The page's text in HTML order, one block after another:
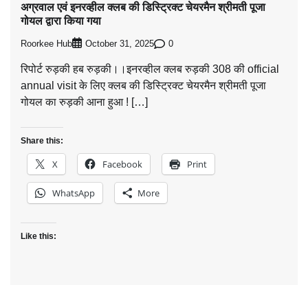
अग्रवाल एवं इनरव्हील क्लब की डिस्ट्रिक्ट चेयरमैन श्रीमती पूजा
गोयल द्वारा किया गया
Roorkee Hub October 31, 2025 0
रिपोर्ट रुड़की हब रुड़की।।इनरव्हील क्लब रुड़की 308 की official
annual visit के लिए क्लब की डिस्ट्रिक्ट चेयरमैन श्रीमती पूजा
गोयल का रुड़की आना हुआ ! […]
Share this:
X Facebook Print
WhatsApp More
Like this: